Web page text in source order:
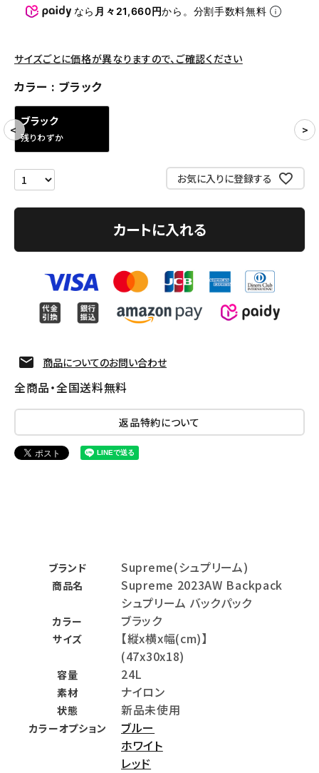
パンツ・ショーツ
COLLABORATION BRAND
SEASON
CONTENTS
ACCOUNT MENU
ようこそ ゲスト 様
meeting_room
Follow us
なら 月々21,660円から。分割手数料無料
サイズごとに価格が異なりますので、ご確認ください
カラー ブラック
ブラック
残りわずか
お気に入りに登録する
カートに入れる
商品についてのお問い合わせ
全商品・全国送料無料
返品特約について
ブランド Supreme(シュプリーム)
商品名
Supreme 2023AW Backpack
シュプリーム バックパック
カラー ブラック
サイズ
【縦x横x幅(cm)】
(47x30x18)
容量 24L
素材 ナイロン
状態 新品未使用
カラーオプション
ブルー
ホワイト
レッド